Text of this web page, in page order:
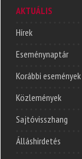
AKTUÁLIS
Hírek
Eseménynaptár
Korábbi események
Közlemények
Sajtóvisszhang
Álláshirdetés